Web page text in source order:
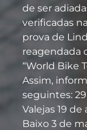
de ser
verificadas
prova de
reagendada
“World Bike
Assim,
seguintes:
Valejas 19
Baixo 3 de